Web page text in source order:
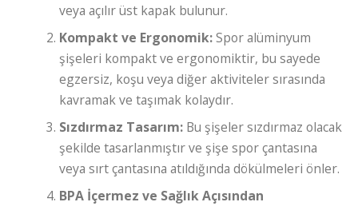
veya açılır üst kapak bulunur.
Kompakt ve Ergonomik:Spor alüminyum
şişeleri kompakt ve ergonomiktir, bu sayede
egzersiz, koşu veya diğer aktiviteler sırasında
kavramak ve taşımak kolaydır.
Sızdırmaz Tasarım: Bu şişeler sızdırmaz olacak
şekilde tasarlanmıştır ve şişe spor çantasına
veya sırt çantasına atıldığında dökülmeleri önler.
BPA İçermez ve Sağlık Açısından